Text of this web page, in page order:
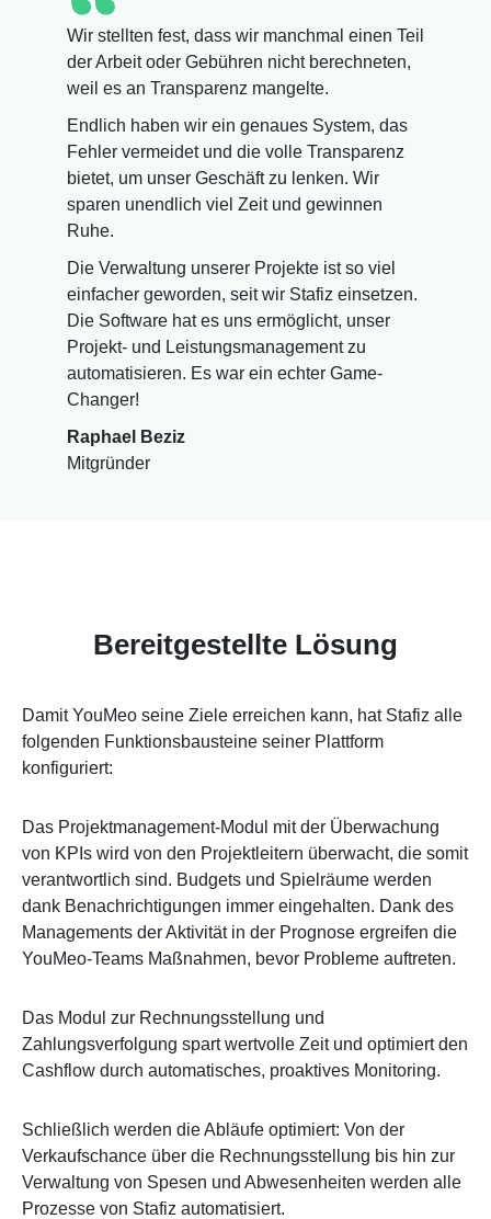
Wir stellten fest, dass wir manchmal einen Teil
der Arbeit oder Gebühren nicht berechneten,
weil es an Transparenz mangelte.
Endlich haben wir ein genaues System, das
Fehler vermeidet und die volle Transparenz
bietet, um unser Geschäft zu lenken. Wir
sparen unendlich viel Zeit und gewinnen
Ruhe.
Die Verwaltung unserer Projekte ist so viel
einfacher geworden, seit wir Stafiz einsetzen.
Die Software hat es uns ermöglicht, unser
Projekt- und Leistungsmanagement zu
automatisieren. Es war ein echter Game-
Changer!
Raphael Beziz
Mitgründer
Bereitgestellte Lösung
Damit YouMeo seine Ziele erreichen kann, hat Stafiz alle
folgenden Funktionsbausteine seiner Plattform
konfiguriert:
Das Projektmanagement-Modul mit der Überwachung
von KPIs wird von den Projektleitern überwacht, die somit
verantwortlich sind. Budgets und Spielräume werden
dank Benachrichtigungen immer eingehalten. Dank des
Managements der Aktivität in der Prognose ergreifen die
YouMeo-Teams Maßnahmen, bevor Probleme auftreten.
Das Modul zur Rechnungsstellung und
Zahlungsverfolgung spart wertvolle Zeit und optimiert den
Cashflow durch automatisches, proaktives Monitoring.
Schließlich werden die Abläufe optimiert: Von der
Verkaufschance über die Rechnungsstellung bis hin zur
Verwaltung von Spesen und Abwesenheiten werden alle
Prozesse von Stafiz automatisiert.